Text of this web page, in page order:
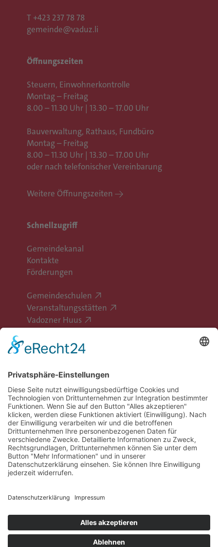
T +423 237 78 78
gemeinde@vaduz.li
Öffnungszeiten
Steuern, Einwohnerkontrolle
Montag – Freitag
8.00 – 11.30 Uhr | 13.30 – 17.00 Uhr
Bauverwaltung, Rathaus, Fundbüro
Montag – Freitag
8.00 – 11.30 Uhr | 13.30 – 17.00 Uhr
oder nach telefonischer Vereinbarung
Weitere Öffnungszeiten
Schnellzugriff
Gemeindekanal
Kontakte
Förderungen
Gemeindeschulen
Veranstaltungsstätten
Vadozner Huus
Chatbot-Nutzungsbedingungen